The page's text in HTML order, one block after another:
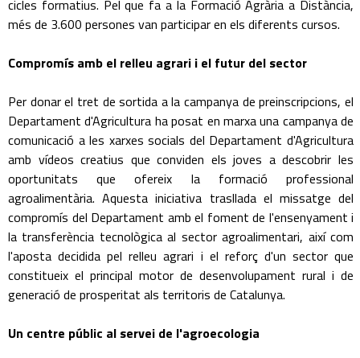
cicles formatius. Pel que fa a la Formació Agrària a Distància,
més de 3.600 persones van participar en els diferents cursos.
Compromís amb el relleu agrari i el futur del sector
Per donar el tret de sortida a la campanya de preinscripcions, el
Departament d'Agricultura ha posat en marxa una campanya de
comunicació a les xarxes socials del Departament d'Agricultura
amb vídeos creatius que conviden els joves a descobrir les
oportunitats que ofereix la formació professional
agroalimentària. Aquesta iniciativa trasllada el missatge del
compromís del Departament amb el foment de l'ensenyament i
la transferència tecnològica al sector agroalimentari, així com
l'aposta decidida pel relleu agrari i el reforç d'un sector que
constitueix el principal motor de desenvolupament rural i de
generació de prosperitat als territoris de Catalunya.
Un centre públic al servei de l'agroecologia